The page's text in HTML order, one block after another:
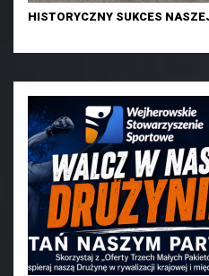
HISTORYCZNY SUKCES